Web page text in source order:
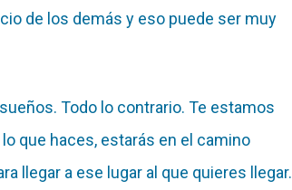
de los demás y eso puede ser muy
Todo lo contrario. Te estamos
que haces, estarás en el camino
llegar a ese lugar al que quieres llegar.